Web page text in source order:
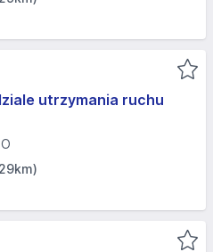
utrzymania ruchu